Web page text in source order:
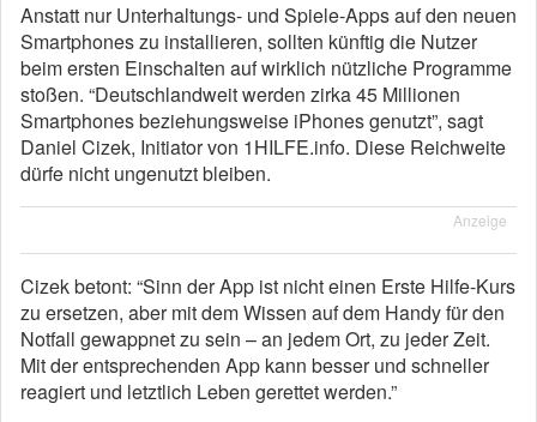
Anstatt nur Unterhaltungs- und Spiele-Apps auf den neuen
Smartphones zu installieren, sollten künftig die Nutzer
beim ersten Einschalten auf wirklich nützliche Programme
stoßen. “Deutschlandweit werden zirka 45 Millionen
Smartphones beziehungsweise iPhones genutzt”, sagt
Daniel Cizek, Initiator von 1HILFE.info. Diese Reichweite
dürfe nicht ungenutzt bleiben.
Anzeige
Cizek betont: “Sinn der App ist nicht einen Erste Hilfe-Kurs
zu ersetzen, aber mit dem Wissen auf dem Handy für den
Notfall gewappnet zu sein – an jedem Ort, zu jeder Zeit.
Mit der entsprechenden App kann besser und schneller
reagiert und letztlich Leben gerettet werden.”